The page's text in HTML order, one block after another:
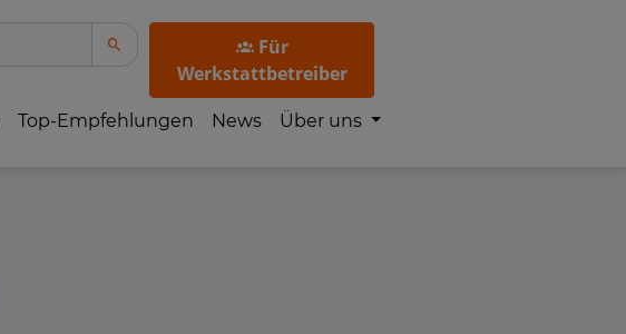
Für
Werkstattbetreiber
Top-Empfehlungen News Über uns